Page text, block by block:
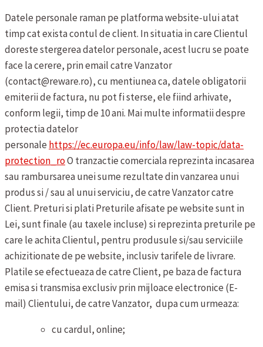
Datele personale raman pe platforma website-ului atat
timp cat exista contul de client. In situatia in care Clientul
doreste stergerea datelor personale, acest lucru se poate
face la cerere, prin email catre Vanzator
(contact@reware.ro), cu mentiunea ca, datele obligatorii
emiterii de factura, nu pot fi sterse, ele fiind arhivate,
conform legii, timp de 10 ani. Mai multe informatii despre
protectia datelor
personale https://ec.europa.eu/info/law/law-topic/data-
protection_roO tranzactie comerciala reprezinta incasarea
sau rambursarea unei sume rezultate din vanzarea unui
produs si / sau al unui serviciu, de catre Vanzator catre
Client. Preturi si platiPreturile afisate pe website sunt in
Lei, sunt finale (au taxele incluse) si reprezinta preturile pe
care le achita Clientul, pentru produsule si/sau serviciile
achizitionate de pe website, inclusiv tarifele de livrare.
Platile se efectueaza de catre Client, pe baza de factura
emisa si transmisa exclusiv prin mijloace electronice (E-
mail) Clientului, de catre Vanzator, dupa cum urmeaza:
cu cardul, online;